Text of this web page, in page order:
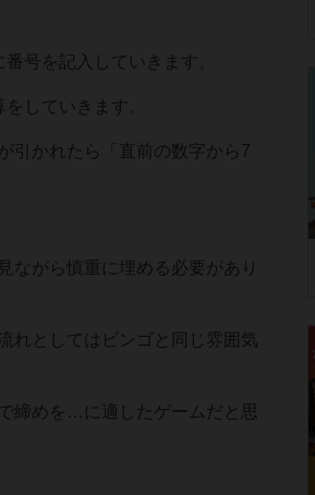
号を記入していきます。
していきます。
引かれたら「直前の数字から7
ながら慎重に埋める必要があり
れとしてはビンゴと同じ雰囲気
締めを…に適したゲームだと思